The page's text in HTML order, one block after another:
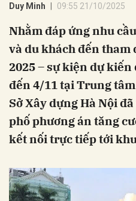
Duy Minh 09:55 21/10/2025
Nhằm đáp ứng nhu
và du khách đến tham
2025 – sự kiện dự
đến 4/11 tại Trung
Sở Xây dựng Hà Nội
phố phương án tăng
kết nối trực tiếp tới